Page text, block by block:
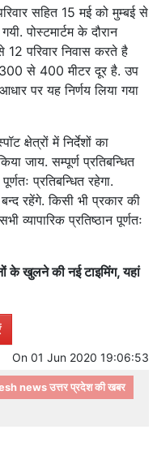
सहित 15 मई को मुम्बई से
पोस्टमार्टम के दौरान
12 परिवार निवास करते है
से 400 मीटर दूर है. उप
आधार पर यह निर्णय लिया गया
क्षेत्रों में निर्देशों का
जाय. सम्पूर्ण प्रतिबन्धित
प्रतिबन्धित रहेगा.
बन्द रहेंगे. किसी भी प्रकार की
व्यापारिक प्रतिष्ठान पूर्णतः
खुलने की नई टाइमिंग, यहां
On 01 Jun 2020 19:06:53
news उत्तर प्रदेश की खबर